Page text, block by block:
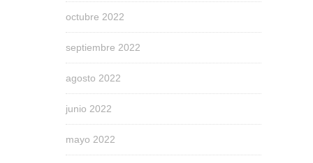
octubre 2022
septiembre 2022
agosto 2022
junio 2022
mayo 2022